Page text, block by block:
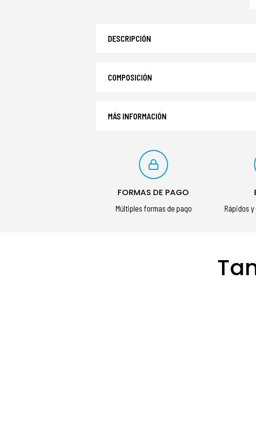
DESCRIPCIÓN
COMPOSICIÓN
MÁS INFORMACIÓN
FORMAS DE PAGO
Múltiples formas de pago Rápidos